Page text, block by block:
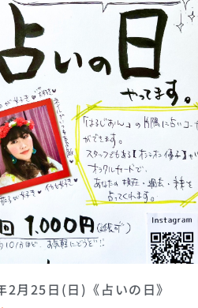
2月25日(日)《占いの日》
ジ
ジ
ジ
ジ